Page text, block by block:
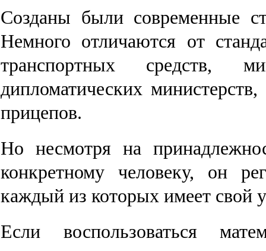
Созданы были современные
Немного отличаются от
транспортных средств,
дипломатических
прицепов.
Но несмотря на
конкретному человеку, он
каждый из которых имеет свой
Если воспользоваться